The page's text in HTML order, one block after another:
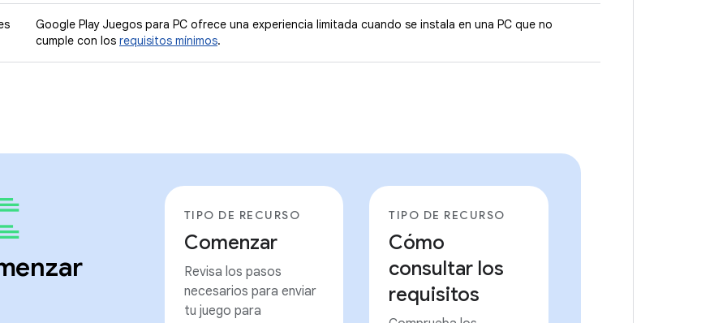
Google Play Juegos para PC ofrece una experiencia limitada cuando se instala en una PC que no
cumple con los requisitos mínimos.
TIPO DE RECURSO
Comenzar
Revisa los pasos
necesarios para enviar
tu juego para
TIPO DE RECURSO
Cómo
consultar los
requisitos